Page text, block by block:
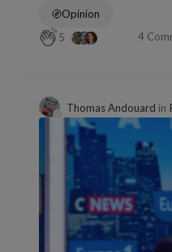
Opinion
5
4
Thomas Andouard in